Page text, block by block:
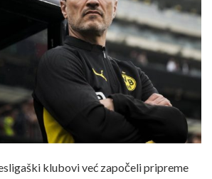
klubovi već započeli pripreme